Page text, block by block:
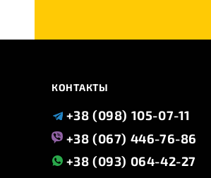
КОНТАКТЫ
+38 (098) 105-07-11
+38 (067) 446-76-86
+38 (093) 064-42-27